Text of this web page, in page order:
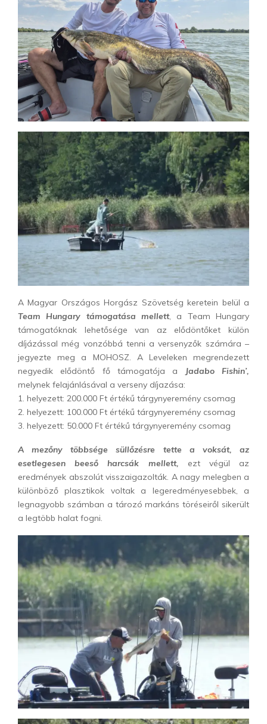
A Magyar Országos Horgász Szövetség keretein belül a
Team Hungary támogatása mellett, a Team Hungary
támogatóknak lehetősége van az elődöntőket külön
díjázással még vonzóbbá tenni a versenyzők számára –
jegyezte meg a MOHOSZ. A Leveleken megrendezett
negyedik elődöntő fő támogatója a
Jadabo Fishin’,
melynek felajánlásával a verseny díjazása:
1. helyezett: 200.000 Ft értékű tárgynyeremény csomag
2. helyezett: 100.000 Ft értékű tárgynyeremény csomag
3. helyezett: 50.000 Ft értékű tárgynyeremény csomag
A mezőny többsége süllőzésre tette a voksát, az
esetlegesen beeső harcsák mellett,
ezt végül az
eredmények abszolút visszaigazolták. A nagy melegben a
különböző plasztikok voltak a legeredményesebbek, a
legnagyobb számban a tározó markáns töréseiről sikerült
a legtöbb halat fogni.